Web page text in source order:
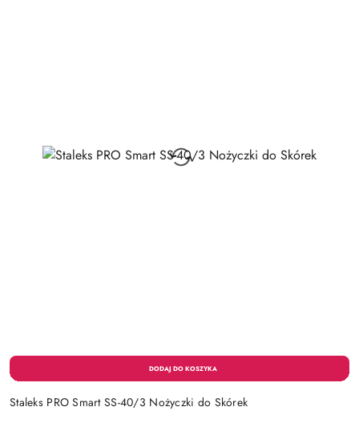
Staleks PRO Smart SS-40/3 Nożyczki do Skórek